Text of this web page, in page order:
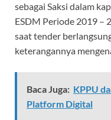
sebagai Saksi dalam
ESDM Periode 2019 –
saat tender
keterangannya
Baca Juga: KPPU
Platform Digital